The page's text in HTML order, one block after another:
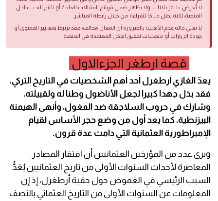
لا تُعرض عليه إعلانات، ولا يظهر ضمن قوائم المقالات العامة أو نتائج البحث داخل
المنصة، لكنه يظل متاحًا للقراءة من خلال رابطه المباشر.
لا تعني حالة عدم الأهلية بالضرورة أن المقال مخالف؛ فقد ترتبط بمعايير المحتوى أو
جودة الزيارات أو متطلبات تحقيق الدخل المعتمدة في المنصة.
قصة ارطغر الجزءالاول
يعدّ الغازي أرطغرل أحد أهم الشخصيات في التاريخ التركي،
فقد بذل جهدا كبيرا لجعل الأناضول وطنا له ولقبيلته،
وشارك في حروب السلاجقة ضد المغول، وأنهى الهيمنة
البيزنطية، كما يعد أول من وضع حجر الأساس لقيام
الإمبراطورية العثمانية التي دامت عدة قرون.
ويرى عدد من المؤرخين العثمانيين أن افتقار المصادر
المعاصرة لأحداث السنوات الأولى من تاريخ العثمانيين يُعَدُّ
السبب الرئيسي في الغموض حول حقبة أرطغرل، إذ إن
المعلومات عن السنوات الأولى من التاريخ العثماني بالنصف